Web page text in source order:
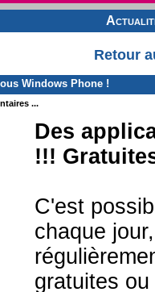
Retour
Windows Phone !
...
Des
!!!
C'est
chaque
gratuites